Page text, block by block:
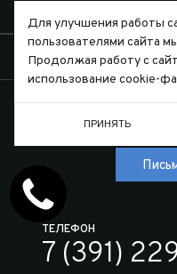
ТЕЛЕФОН
7 (391)
Для улучшения работы
пользователями сайта
Продолжая работу с
использование cookie-
ПРИНЯТЬ